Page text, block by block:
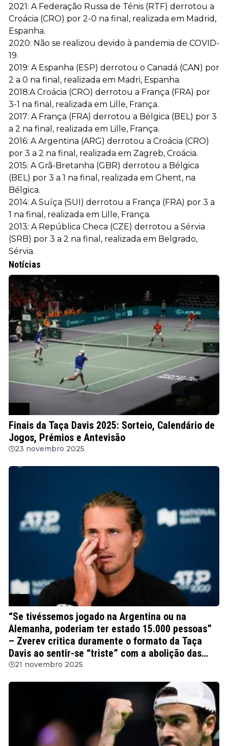
2021: A Federação Russa de Ténis (RTF) derrotou a
Croácia (CRO) por 2-0 na final, realizada em Madrid,
Espanha.
2020: Não se realizou devido à pandemia de COVID-
19.
2019: A Espanha (ESP) derrotou o Canadá (CAN) por
2 a 0 na final, realizada em Madri, Espanha.
2018:A Croácia (CRO) derrotou a França (FRA) por
3-1 na final, realizada em Lille, França.
2017: A França (FRA) derrotou a Bélgica (BEL) por 3
a 2 na final, realizada em Lille, França.
2016: A Argentina (ARG) derrotou a Croácia (CRO)
por 3 a 2 na final, realizada em Zagreb, Croácia.
2015: A Grã-Bretanha (GBR) derrotou a Bélgica
(BEL) por 3 a 1 na final, realizada em Ghent, na
Bélgica.
2014: A Suíça (SUI) derrotou a França (FRA) por 3 a
1 na final, realizada em Lille, França.
2013: A República Checa (CZE) derrotou a Sérvia
(SRB) por 3 a 2 na final, realizada em Belgrado,
Sérvia.
Notícias
Finais da Taça Davis 2025: Sorteio, Calendário de
Jogos, Prémios e Antevisão
23 novembro 2025
“Se tivéssemos jogado na Argentina ou na
Alemanha, poderiam ter estado 15.000 pessoas”
– Zverev critica duramente o formato da Taça
Davis ao sentir-se “triste” com a abolição das
eliminatórias em casa e fora
21 novembro 2025